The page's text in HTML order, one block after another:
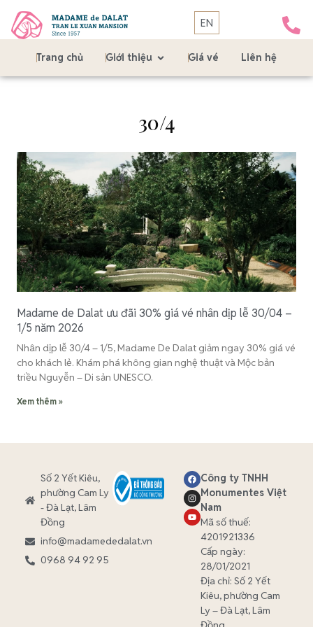
EN
Trang chủ Giới thiệu Giá vé Liên hệ
30/4
Madame de Dalat ưu đãi 30% giá vé nhân dịp lễ 30/04 –
1/5 năm 2026
Nhân dịp lễ 30/4 – 1/5, Madame De Dalat giảm ngay 30% giá vé
cho khách lẻ. Khám phá không gian nghệ thuật và Mộc bản
triều Nguyễn – Di sản UNESCO.
Xem thêm »
Số 2 Yết Kiêu,
phường Cam Ly
- Đà Lạt, Lâm
Đồng
info@madamededalat.vn
0968 94 92 95
Công ty TNHH
Monumentes Việt
Nam
Mã số thuế:
4201921336
Cấp ngày:
28/01/2021
Địa chỉ: Số 2 Yết
Kiêu, phường Cam
Ly – Đà Lạt, Lâm